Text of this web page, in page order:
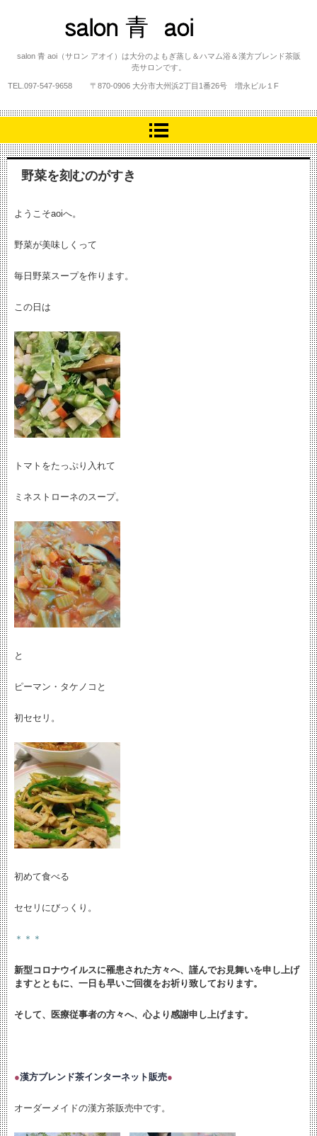
salon 青 aoi
salon 青 aoi（サロン アオイ）は大分のよもぎ蒸し＆ハマム浴＆漢方ブレンド茶販
売サロンです。
TEL. 097-547-9658 〒870-0906 大分市大州浜2丁目1番26号 増永ビル１F
野菜を刻むのがすき
ようこそaoiへ。
野菜が美味しくって
毎日野菜スープを作ります。
この日は
トマトをたっぷり入れて
ミネストローネのスープ。
と
ピーマン・タケノコと
初セセリ。
初めて食べる
セセリにびっくり。
＊＊＊
新型コロナウイルスに罹患された方々へ、謹んでお見舞いを申し上げ
ますとともに、 一日も早いご回復をお祈り致しております。
そして、医療従事者の方々へ、心より感謝申し上げます。
●漢方ブレンド茶インターネット販売●
オーダーメイドの漢方茶販売中です。